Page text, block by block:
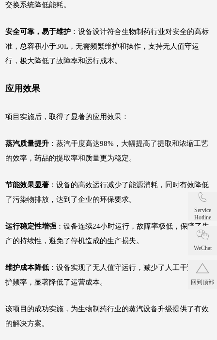
交换系统降低能耗。
安全可靠，易于维护 ：设备设计符合生物制药行业对安全的高标
准，总容积小于30L，无需频繁维护和操作，支持无人值守运
行，极大降低了故障率和运行成本。
应用效果
项目实施后，取得了显著的应用效果：
蒸汽质量提升 ：蒸汽干度高达98%，大幅提高了提取和浓缩工艺
的效率，药品的提取率和质量更为稳定。
节能效果显著 ：设备的高效运行减少了能源消耗，同时有效降低
了污染物排放，达到了企业的环保要求。
运行稳定性增强 ：设备连续24小时运行，故障率极低，保障了生
产的持续性，避免了停机造成的生产损失。
维护成本降低 ：设备实现了无人值守运行，减少了人工干预和维
护频率，显著降低了运营成本。
该项目的成功实施，为生物制药行业的蒸汽设备升级提供了有效
的解决方案。
Service
Hotline
WeChat
回到顶部